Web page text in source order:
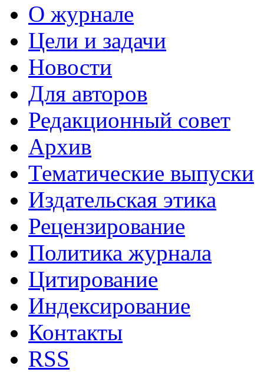
О журнале
Цели и задачи
Новости
Для авторов
Редакционный совет
Архив
Тематические выпуски
Издательская этика
Рецензирование
Политика журнала
Цитирование
Индексирование
Контакты
RSS